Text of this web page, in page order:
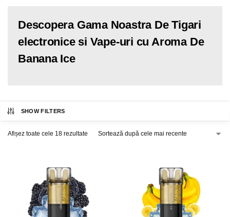
Descopera Gama Noastra De Tigari
electronice si Vape-uri cu Aroma De
Banana Ice
SHOW FILTERS
Afișez toate cele 18 rezultate